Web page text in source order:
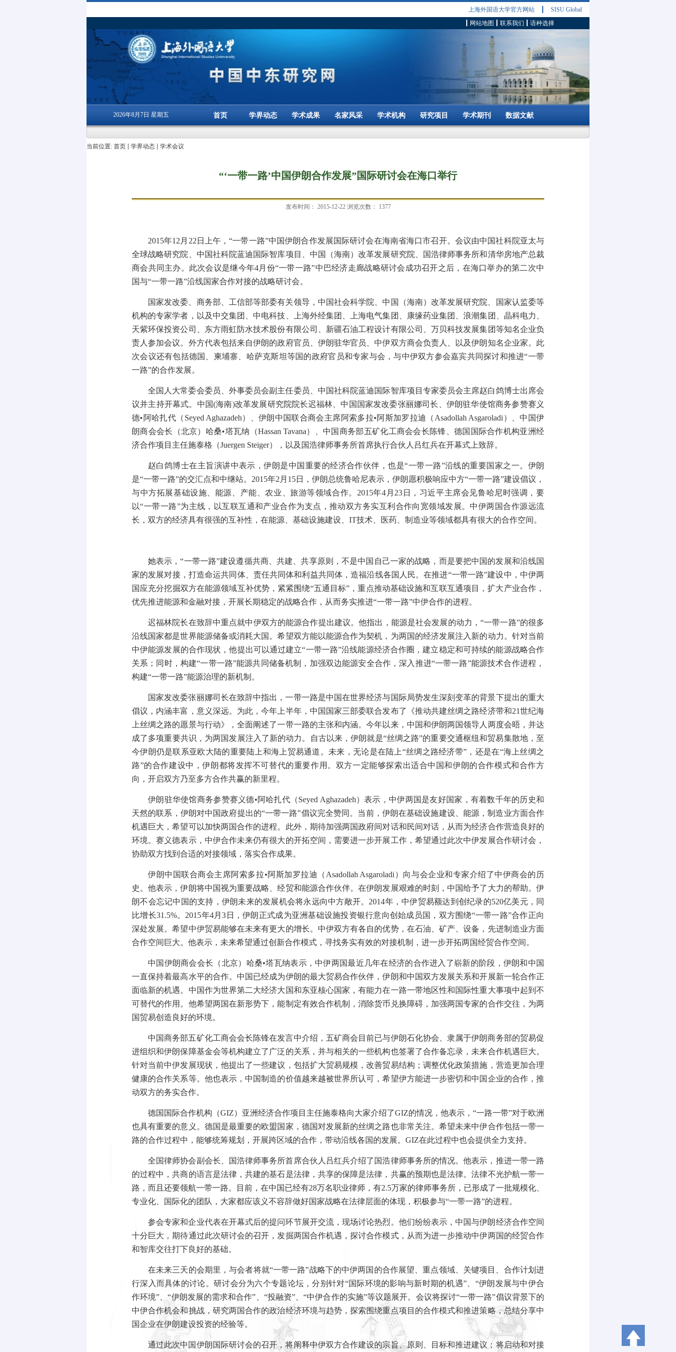
上海外国语大学官方网站
SISU Global
网站地图
联系我们 语种选择
2026年8月7日 星期五 首页 学界动态 学术成果 名家风采 学术机构 研究项目 学术期刊 数据文献
当前位置: 首页 学界动态 学术会议
“‘一带一路’中国伊朗合作发展”国际研讨会在海口举行
发布时间： 2015-12-22 浏览次数： 1377
2015年12 月 22 日上午，“一带一路”中国伊朗合作发展国际研讨会在海南省海口市召开。会议由中国社科院亚太与
全球战略研究院、中国社科院蓝迪国际智库项目、中国（海南）改革发展研究院、国浩律师事务所和清华房地产总裁
商会共同主办。此次会议是继今年4月份“一带一路”中巴经济走廊战略研讨会成功召开之后，在海口举办的第二次中
国与“一带一路”沿线国家合作对接的战略研讨会。
国家发改委、商务部、工信部等部委有关领导，中国社会科学院、中国（海南）改革发展研究院、国家认监委等
机构的专家学者，以及中交集团、中电科技、上海外经集团、上海电气集团、康缘药业集团、浪潮集团、晶科电力、
天紫环保投资公司、东方雨虹防水技术股份有限公司、新疆石油工程设计有限公司、万贝科技发展集团等知名企业负
责人参加会议。外方代表包括来自伊朗的政府官员、伊朗驻华官员、中伊双方商会负责人、以及伊朗知名企业家。此
次会议还有包括德国、柬埔寨、哈萨克斯坦等国的政府官员和专家与会，与中伊双方参会嘉宾共同探讨和推进“一带
一路”的合作发展。
全国人大常委会委员、外事委员会副主任委员、中国社科院蓝迪国际智库项目专家委员会主席赵白鸽博士出席会
议并主持开幕式。中国(海南)改革发展研究院院长迟福林、中国国家发改委张丽娜司长、伊朗驻华使馆商务参赞赛义
德•阿哈扎代（ Seyed Aghazadeh）、伊朗中国联合商会主席阿索多拉•阿斯加罗拉迪（ Asadollah Asgaroladi ）、中国伊
朗商会会长（北京）哈桑•塔瓦纳（Hassan Tavana）、中国商务部五矿化工商会会长陈锋、德国国际合作机构亚洲经
济合作项目主任施泰格（Juergen Steiger），以及国浩律师事务所首席执行合伙人吕红兵在开幕式上致辞。
赵白鸽博士在主旨演讲中表示，伊朗是中国重要的经济合作伙伴，也是“一带一路”沿线的重要国家之一。伊朗
是“一带一路”的交汇点和中继站。 2015年2 月 15日，伊朗总统鲁哈尼表示，伊朗愿积极响应中方“一带一路”建设倡议，
与中方拓展基础设施、能源、产能、农业、旅游等领域合作。 2015年4月 23 日，习近平主席会见鲁哈尼时强调，要
以“一带一路”为主线，以互联互通和产业合作为支点，推动双方务实互利合作向宽领域发展。中伊两国合作源远流
长，双方的经济具有很强的互补性，在能源、基础设施建设、 IT技术、医药、制造业等领域都具有很大的合作空间。
她表示，“一带一路”建设遵循共商、共建、共享原则，不是中国自己一家的战略，而是要把中国的发展和沿线国
家的发展对接，打造命运共同体、责任共同体和利益共同体，造福沿线各国人民。在推进“一带一路”建设中，中伊两
国应充分挖掘双方在能源领域互补优势，紧紧围绕“五通目标”，重点推动基础设施和互联互通项目，扩大产业合作，
优先推进能源和金融对接，开展长期稳定的战略合作，从而务实推进“一带一路”中伊合作的进程。
迟福林院长在致辞中重点就中伊双方的能源合作提出建议。他指出，能源是社会发展的动力，“一带一路”的很多
沿线国家都是世界能源储备或消耗大国。希望双方能以能源合作为契机，为两国的经济发展注入新的动力。针对当前
中伊能源发展的合作现状，他提出可以通过建立“一带一路”沿线能源经济合作圈，建立稳定和可持续的能源战略合作
关系；同时，构建“一带一路”能源共同储备机制，加强双边能源安全合作，深入推进“一带一路”能源技术合作进程，
构建“一带一路”能源治理的新机制。
国家发改委张丽娜司长在致辞中指出，一带一路是中国在世界经济与国际局势发生深刻变革的背景下提出的重大
倡议，内涵丰富，意义深远。为此，今年上半年，中国国家三部委联合发布了《推动共建丝绸之路经济带和21世纪海
上丝绸之路的愿景与行动》，全面阐述了一带一路的主张和内涵。今年以来，中国和伊朗两国领导人两度会晤，并达
成了多项重要共识，为两国发展注入了新的动力。自古以来，伊朗就是“丝绸之路”的重要交通枢纽和贸易集散地，至
今伊朗仍是联系亚欧大陆的重要陆上和海上贸易通道。未来，无论是在陆上“丝绸之路经济带”，还是在“海上丝绸之
路”的合作建设中，伊朗都将发挥不可替代的重要作用。双方一定能够探索出适合中国和伊朗的合作模式和合作方
向，开启双方乃至多方合作共赢的新里程。
伊朗驻华使馆商务参赞赛义德•阿哈扎代（Seyed Aghazadeh）表示，中伊两国是友好国家，有着数千年的历史和
天然的联系，伊朗对中国政府提出的“一带一路”倡议完全赞同。当前，伊朗在基础设施建设、能源，制造业方面合作
机遇巨大，希望可以加快两国合作的进程。此外，期待加强两国政府间对话和民间对话，从而为经济合作营造良好的
环境。赛义德表示，中伊合作未来仍有很大的开拓空间，需要进一步开展工作，希望通过此次中伊发展合作研讨会，
协助双方找到合适的对接领域，落实合作成果。
伊朗中国联合商会主席阿索多拉•阿斯加罗拉迪（ Asadollah Asgaroladi ）向与会企业和专家介绍了中伊商会的历
史。他表示，伊朗将中国视为重要战略、经贸和能源合作伙伴。在伊朗发展艰难的时刻，中国给予了大力的帮助。伊
朗不会忘记中国的支持，伊朗未来的发展机会将永远向中方敞开。 2014年，中伊贸易额达到创纪录的520亿美元，同
比增长31.5%。 2015年4月3 日，伊朗正式成为亚洲基础设施投资银行意向创始成员国，双方围绕“一带一路”合作正向
深处发展。希望中伊贸易能够在未来有更大的增长。中伊双方有各自的优势，在石油、矿产、设备，先进制造业方面
合作空间巨大。他表示，未来希望通过创新合作模式，寻找务实有效的对接机制，进一步开拓两国经贸合作空间。
中国伊朗商会会长（北京）哈桑•塔瓦纳表示，中伊两国最近几年在经济的合作进入了崭新的阶段，伊朗和中国
一直保持着最高水平的合作。中国已经成为伊朗的最大贸易合作伙伴，伊朗和中国双方发展关系和开展新一轮合作正
面临新的机遇。中国作为世界第二大经济大国和东亚核心国家，有能力在一路一带地区性和国际性重大事项中起到不
可替代的作用。他希望两国在新形势下，能制定有效合作机制，消除货币兑换障碍，加强两国专家的合作交往，为两
国贸易创造良好的环境。
中国商务部五矿化工商会会长陈锋在发言中介绍，五矿商会目前已与伊朗石化协会、隶属于伊朗商务部的贸易促
进组织和伊朗保障基金会等机构建立了广泛的关系，并与相关的一些机构也签署了合作备忘录，未来合作机遇巨大。
针对当前中伊发展现状，他提出了一些建议，包括扩大贸易规模，改善贸易结构；调整优化政策措施，营造更加合理
健康的合作关系等。他也表示，中国制造的价值越来越被世界所认可，希望伊方能进一步密切和中国企业的合作，推
动双方的务实合作。
德国国际合作机构（GIZ）亚洲经济合作项目主任施泰格向大家介绍了GIZ的情况，他表示，“一路一带”对于欧洲
也具有重要的意义。德国是最重要的欧盟国家，德国对发展新的丝绸之路也非常关注。希望未来中伊合作包括一带一
路的合作过程中，能够统筹规划，开展跨区域的合作，带动沿线各国的发展。 GIZ在此过程中也会提供全力支持。
全国律师协会副会长、国浩律师事务所首席合伙人吕红兵介绍了国浩律师事务所的情况。他表示，推进一带一路
的过程中，共商的语言是法律，共建的基石是法律，共享的保障是法律，共赢的预期也是法律。法律不光护航一带一
路，而且还要领航一带一路。目前，在中国已经有28万名职业律师，有2.5万家的律师事务所，已形成了一批规模化、
专业化、国际化的团队，大家都应该义不容辞做好国家战略在法律层面的体现，积极参与“一带一路”的进程。
参会专家和企业代表在开幕式后的提问环节展开交流，现场讨论热烈。他们纷纷表示，中国与伊朗经济合作空间
十分巨大，期待通过此次研讨会的召开，发掘两国合作机遇，探讨合作模式，从而为进一步推动中伊两国的经贸合作
和智库交往打下良好的基础。
在未来三天的会期里，与会者将就“一带一路”战略下的中伊两国的合作展望、重点领域、关键项目、合作计划进
行深入而具体的讨论。研讨会分为六个专题论坛，分别针对“国际环境的影响与新时期的机遇”、“伊朗发展与中伊合
作环境”、“伊朗发展的需求和合作”、“投融资”、“中伊合作的实施”等议题展开。会议将探讨“一带一路”倡议背景下的
中伊合作机会和挑战，研究两国合作的政治经济环境与趋势，探索围绕重点项目的合作模式和推进策略，总结分享中
国企业在伊朗建设投资的经验等。
通过此次中国伊朗国际研讨会的召开，将阐释中伊双方合作建设的宗旨、原则、目标和推进建议；将启动和对接